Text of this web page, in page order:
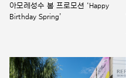
아모레성수 봄 프로모션 ‘Happy
Birthday Spring’